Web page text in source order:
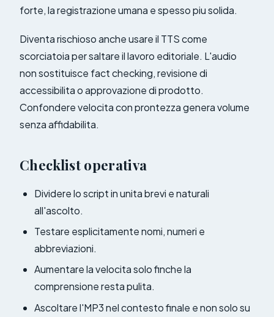
forte, la registrazione umana e spesso piu solida.
Diventa rischioso anche usare il TTS come
scorciatoia per saltare il lavoro editoriale. L'audio
non sostituisce fact checking, revisione di
accessibilita o approvazione di prodotto.
Confondere velocita con prontezza genera volume
senza affidabilita.
Checklist operativa
Dividere lo script in unita brevi e naturali
all'ascolto.
Testare esplicitamente nomi, numeri e
abbreviazioni.
Aumentare la velocita solo finche la
comprensione resta pulita.
Ascoltare l'MP3 nel contesto finale e non solo su